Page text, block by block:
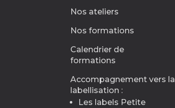
Nos ateliers
Nos formations
Calendrier de
formations
Accompagnement vers la
labellisation :
Les labels Petite